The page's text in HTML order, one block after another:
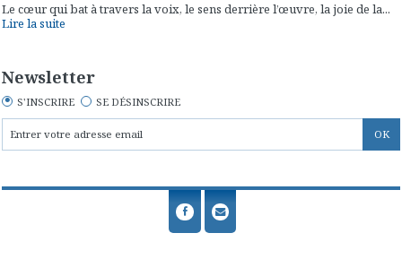
Le cœur qui bat à travers la voix, le sens derrière l’œuvre, la joie de la...
Lire la suite
Newsletter
S'INSCRIRE SE DÉSINSCRIRE